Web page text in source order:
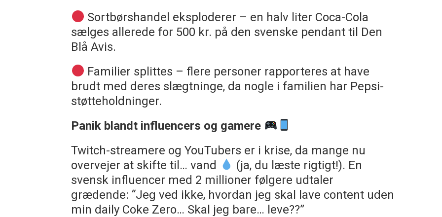
Sortbørshandel eksploderer – en halv liter Coca-Cola
sælges allerede for 500 kr. på den svenske pendant til Den
Blå Avis.
Familier splittes – flere personer rapporteres at have
brudt med deres slægtninge, da nogle i familien har Pepsi-
støtteholdninger.
Panik blandt influencers og gamere
Twitch-streamere og YouTubers er i krise, da mange nu
overvejer at skifte til… vand
(ja, du læste rigtigt!). En
svensk influencer med 2 millioner følgere udtaler
grædende: “Jeg ved ikke, hvordan jeg skal lave content uden
min daily Coke Zero… Skal jeg bare… leve??”